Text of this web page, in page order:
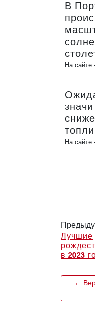
В
На сайте
На сайте
Лучшие
в 2023
←